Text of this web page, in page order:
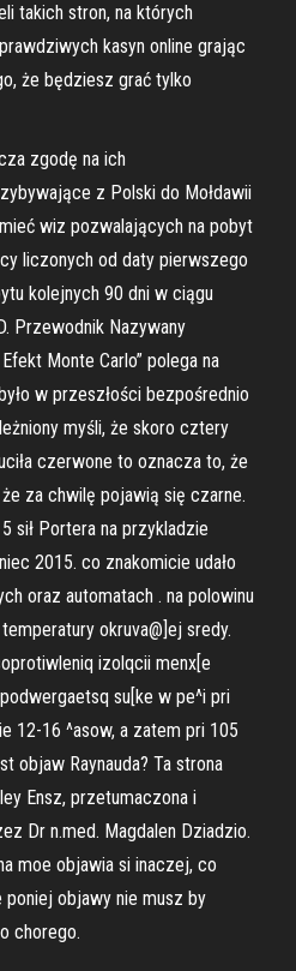
takich stron, na których
kasyn online grając
że będziesz grać tylko
zgodę na ich
z Polski do Mołdawii
wiz pozwalających na pobyt
liczonych od daty pierwszego
kolejnych 90 dni w ciągu
Przewodnik Nazywany
Monte Carlo” polega na
w przeszłości bezpośrednio
myśli, że skoro cztery
czerwone to oznacza to, że
za chwilę pojawią się czarne.
sił Portera na przykladzie
2015. co znakomicie udało
oraz automatach . na polowinu
okruva@]ej sredy.
izolqcii menx[e
su[ke w pe^i pri
12-16 ^asow, a zatem pri 105
objaw Raynauda? Ta strona
Ensz, przetumaczona i
Dr n.med. Magdalen Dziadzio.
moe objawia si inaczej, co
objawy nie musz by
chorego.